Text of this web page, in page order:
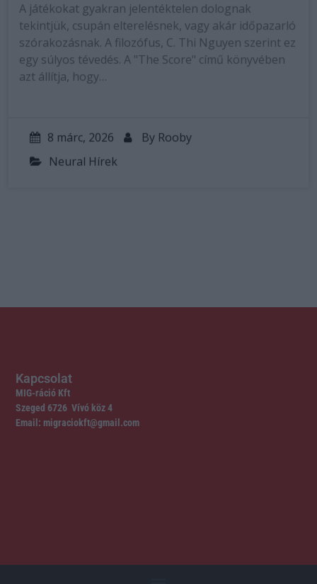
A játékokat gyakran jelentéktelen dolognak
tekintjük, csupán elterelésnek, vagy akár időpazarló
szórakozásnak. A filozófus, C. Thi Nguyen szerint ez
egy súlyos tévedés. A "The Score" című könyvében
azt állítja, hogy…
8 márc, 2026 By Rooby
Neural Hírek
Kapcsolat
MIG-ráció Kft
Szeged 6726 Vívó köz 4
Email: migraciokft@gmail.com